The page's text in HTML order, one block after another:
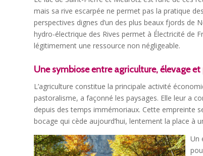
mais sa rive escarpée ne permet pas la pratique
perspectives dignes d’un des plus beaux fjords de
hydro-électrique des Rives permet à Électricité de
légitimement une ressource non négligeable.
Une symbiose entre agriculture, élevage et
L’agriculture constitue la principale activité
pastoralisme, a façonné les paysages. Elle leur a
depuis des temps immémoriaux. Cette empreinte
bocage qui cède aujourd’hui, lentement la place à
Un